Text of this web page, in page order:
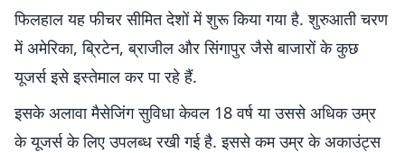
फिलहाल यह फीचर सीमित देशों में शुरू किया गया है. शुरुआती चरण
में अमेरिका, ब्रिटेन, ब्राजील और सिंगापुर जैसे बाजारों के कुछ
यूजर्स इसे इस्तेमाल कर पा रहे हैं.
इसके अलावा मैसेजिंग सुविधा केवल 18 वर्ष या उससे अधिक उम्र
के यूजर्स के लिए उपलब्ध रखी गई है. इससे कम उम्र के अकाउंट्स